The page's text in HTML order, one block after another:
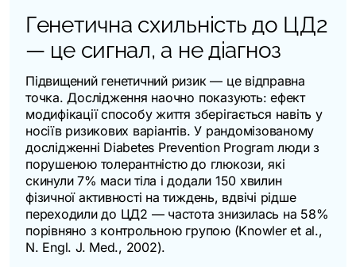
Генетична схильність до ЦД2
— це сигнал, а не діагноз
Підвищений генетичний ризик — це відправна
точка. Дослідження наочно показують: ефект
модифікації способу життя зберігається навіть у
носіїв ризикових варіантів. У рандомізованому
дослідженні Diabetes Prevention Program люди з
порушеною толерантністю до глюкози, які
скинули 7% маси тіла і додали 150 хвилин
фізичної активності на тиждень, вдвічі рідше
переходили до ЦД2 — частота знизилась на 58%
порівняно з контрольною групою (Knowler et al.,
N. Engl. J. Med., 2002).